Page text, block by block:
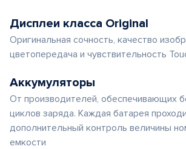
Дисплеи класса Original
Оригинальная сочность, качество
цветопередача и чувствительность
Аккумуляторы
От производителей, обеспечивающих
циклов заряда. Каждая батарея
дополнительный контроль величины
емкости